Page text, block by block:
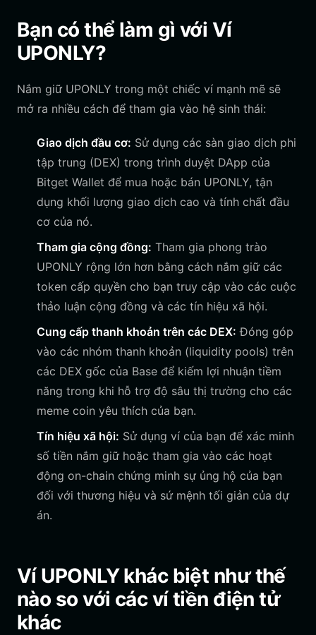
Bạn có thể làm gì với Ví
UPONLY?
Nắm giữ UPONLY trong một chiếc ví mạnh mẽ sẽ
mở ra nhiều cách để tham gia vào hệ sinh thái:
Giao dịch đầu cơ: Sử dụng các sàn giao dịch phi
tập trung (DEX) trong trình duyệt DApp của
Bitget Wallet để mua hoặc bán UPONLY, tận
dụng khối lượng giao dịch cao và tính chất đầu
cơ của nó.
Tham gia cộng đồng: Tham gia phong trào
UPONLY rộng lớn hơn bằng cách nắm giữ các
token cấp quyền cho bạn truy cập vào các cuộc
thảo luận cộng đồng và các tín hiệu xã hội.
Cung cấp thanh khoản trên các DEX: Đóng góp
vào các nhóm thanh khoản (liquidity pools) trên
các DEX gốc của Base để kiếm lợi nhuận tiềm
năng trong khi hỗ trợ độ sâu thị trường cho các
meme coin yêu thích của bạn.
Tín hiệu xã hội: Sử dụng ví của bạn để xác minh
số tiền nắm giữ hoặc tham gia vào các hoạt
động on-chain chứng minh sự ủng hộ của bạn
đối với thương hiệu và sứ mệnh tối giản của dự
án.
Ví UPONLY khác biệt như thế
nào so với các ví tiền điện tử
khác